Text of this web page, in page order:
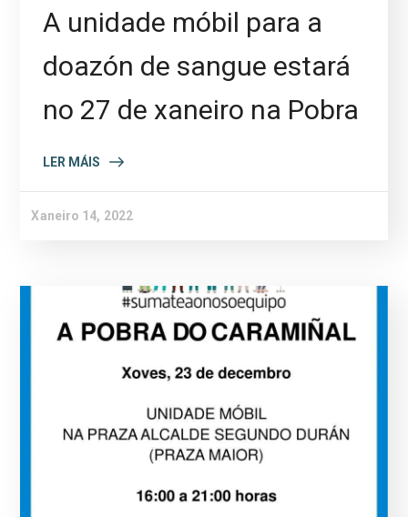
A unidade móbil para a
doazón de sangue estará
no 27 de xaneiro na Pobra
LER MÁIS
Xaneiro 14, 2022